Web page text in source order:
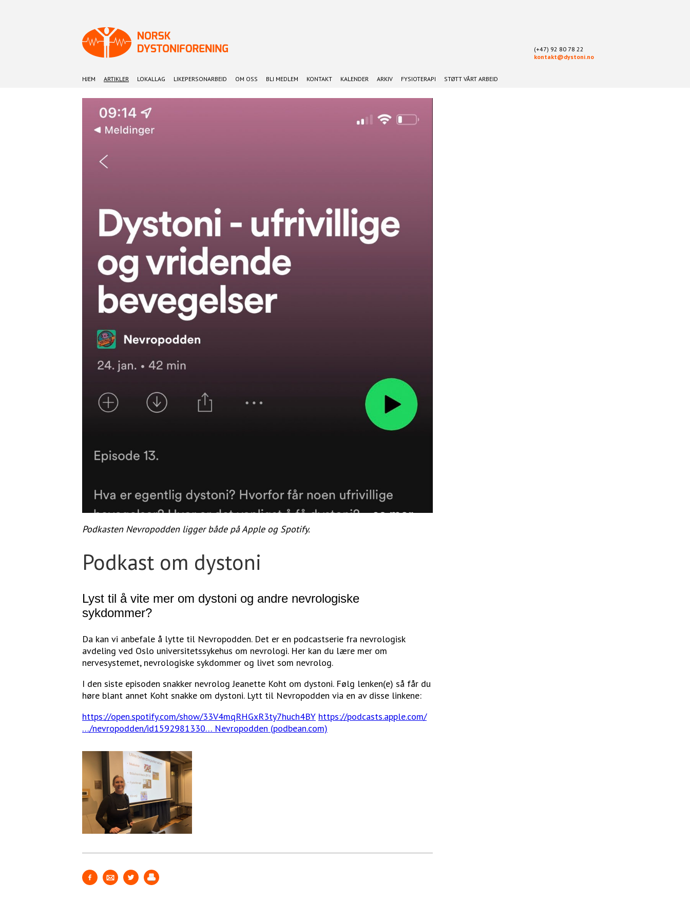
(+47) 92 80 78 22
kontakt@dystoni.no
HJEM ARTIKLER LOKALLAG LIKEPERSONARBEID OM OSS BLI MEDLEM KONTAKT KALENDER ARKIV FYSIOTERAPI STØTT VÅRT ARBEID
Podkasten Nevropodden ligger både på Apple og Spotify.
Podkast om dystoni
Lyst til å vite mer om dystoni og andre nevrologiske
sykdommer?
Da kan vi anbefale å lytte til Nevropodden. Det er en podcastserie fra nevrologisk
avdeling ved Oslo universitetssykehus om nevrologi. Her kan du lære mer om
nervesystemet, nevrologiske sykdommer og livet som nevrolog.
I den siste episoden snakker nevrolog Jeanette Koht om dystoni. Følg lenken(e) så får du
høre blant annet Koht snakke om dystoni. Lytt til Nevropodden via en av disse linkene:
https://open.spotify.com/show/33V4mqRHGxR3ty7huch4BY https://podcasts.apple.com/
…/nevropodden/id1592981330… Nevropodden (podbean.com)